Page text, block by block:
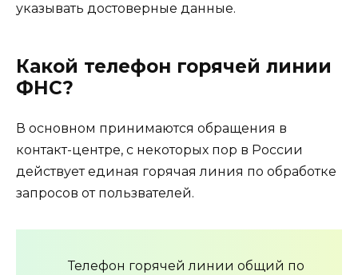
указывать достоверные данные.
Какой телефон горячей линии
ФНС?
В основном принимаются обращения в
контакт-центре, с некоторых пор в России
действует единая горячая линия по обработке
запросов от пользвателей.
Телефон горячей линии общий по